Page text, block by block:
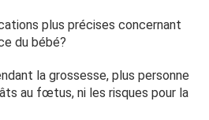
plus précises concernant
du bébé?
la grossesse, plus personne
au fœtus, ni les risques pour la